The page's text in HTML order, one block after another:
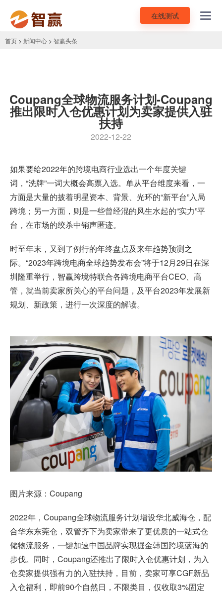
在线测试
首页 > 新闻中心 > 智赢头条
Coupang全球物流服务计划-Coupang
推出限时入仓优惠计划为卖家提供入驻
扶持
2022-12-22
如果要给2022年的跨境电商行业选出一个年度关键
词，“洗牌”一词大概会高票入选。单从平台维度来看，一
方面是大量的披着明星资本、背景、光环的“新平台”入局
跨境；另一方面，则是一些曾经混的风生水起的“实力”平
台，在市场的绞杀中销声匿迹。
时至年末，又到了例行的年终盘点及来年趋势预测之
际。“2023年跨境电商全球趋势发布会”将于12月29日在深
圳隆重举行，智赢跨境特联合各跨境电商平台CEO、高
管，就当前卖家所关心的平台问题，及平台2023年发展新
规划、新政策，进行一次深度的解读。
图片来源：Coupang
2022年， Coupang全球物流服务计划增设华北威海仓，配
合华东东莞仓，双管齐下为卖家带来了更优质的一站式仓
储物流服务，一键加速中国品牌实现掘金韩国跨境蓝海的
步伐。同时，Coupang还推出了限时入仓优惠计划，为入
仓卖家提供强有力的入驻扶持，目前，卖家可享CGF新品
入仓福利，即前90个自然日，不限类目，仅收取3%固定